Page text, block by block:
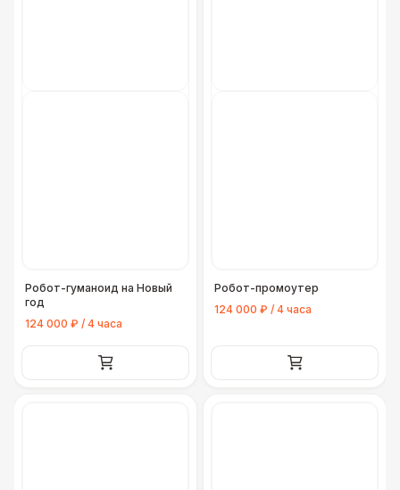
Робот-гуманоид на Новый
год
124 000 ₽ / 4 часа
Робот-промоутер
124 000 ₽ / 4 часа